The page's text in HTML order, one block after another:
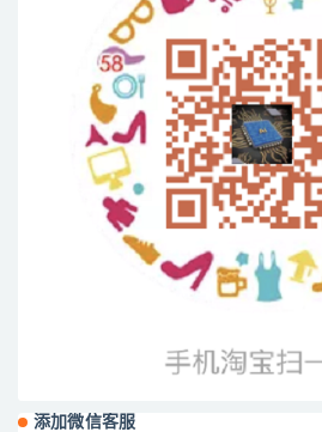
添加微信客服